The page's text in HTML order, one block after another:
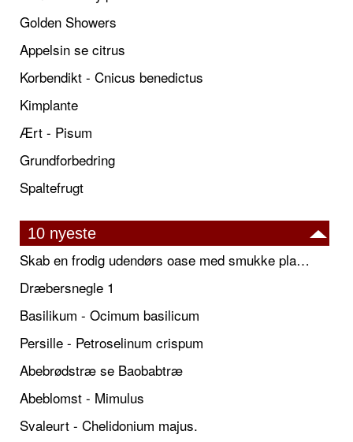
Golden Showers
Appelsin se citrus
Korbendikt - Cnicus benedictus
Kimplante
Ært - Pisum
Grundforbedring
Spaltefrugt
10 nyeste
Skab en frodig udendørs oase med smukke plantekrukker og elegante espalier
Dræbersnegle 1
Basilikum - Ocimum basilicum
Persille - Petroselinum crispum
Abebrødstræ se Baobabtræ
Abeblomst - Mimulus
Svaleurt - Chelidonium majus.